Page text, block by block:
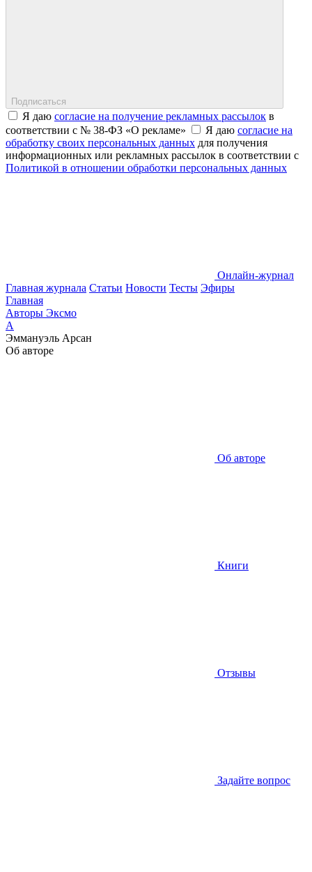
Подписаться
Я даю согласие на получение рекламных рассылок в
соответствии с № 38-ФЗ «О рекламе»
Я даю согласие на
обработку своих персональных данных для получения
информационных или рекламных рассылок в соответствии с
Политикой в отношении обработки персональных данных
Онлайн-журнал
Главная журнала Статьи Новости Тесты Эфиры
Главная
Авторы Эксмо
А
Эммануэль Арсан
Об авторе
Об авторе
Книги
Отзывы
Задайте вопрос